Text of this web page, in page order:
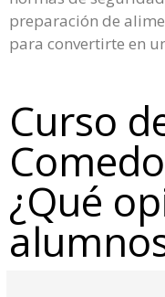
preparación de
para convertirte en
Curso
¿Qué